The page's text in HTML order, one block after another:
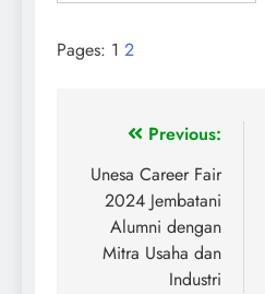
Pages: 1 2
Previous:
Unesa Career Fair
2024 Jembatani
Alumni dengan
Mitra Usaha dan
Industri